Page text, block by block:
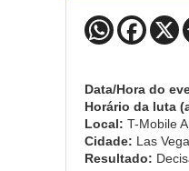
Data/Hora do
Horário da luta
Local: T-Mobile
Cidade: Las
Resultado: